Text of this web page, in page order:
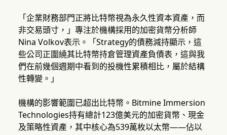
「企業財務部門正將比特幣視為永久性資本資產，而
非交易頭寸，」專注於機構採用的加密貨幣分析師
Nina Volkov表示。「Strategy的債務減持顯示，這
些公司正圍繞其比特幣持倉管理資產負債表，這與我
們在前幾個週期中看到的投機性累積相比，屬於結構
性轉變。」
機構的影響範圍已超出比特幣。Bitmine Immersion
Technologies持有總計123億美元的加密貨幣、現金
及策略性資產，其中核心為539萬枚以太幣——佔以